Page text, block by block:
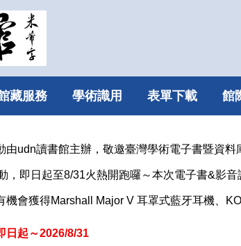
藏服務 學術識用 表單下載 館
由udn讀書館主辦，敬邀臺灣學術電子書暨資料
，即日起至8/31火熱開跑囉～本次電子書&影
機會獲得Marshall Major V 耳罩式藍牙耳機、
日起～2026/8/31